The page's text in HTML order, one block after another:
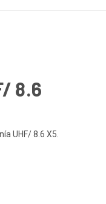
8.6
UHF/ 8.6 X5.